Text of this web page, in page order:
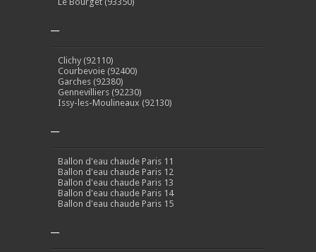
–
Clichy (92110)
Courbevoie (92400)
Garches (92380)
Gennevilliers (92230)
Issy-les-Moulineaux (92130)
–
Ballon d'eau chaude Paris 11
Ballon d'eau chaude Paris 12
Ballon d'eau chaude Paris 13
Ballon d'eau chaude Paris 14
Ballon d'eau chaude Paris 15
–